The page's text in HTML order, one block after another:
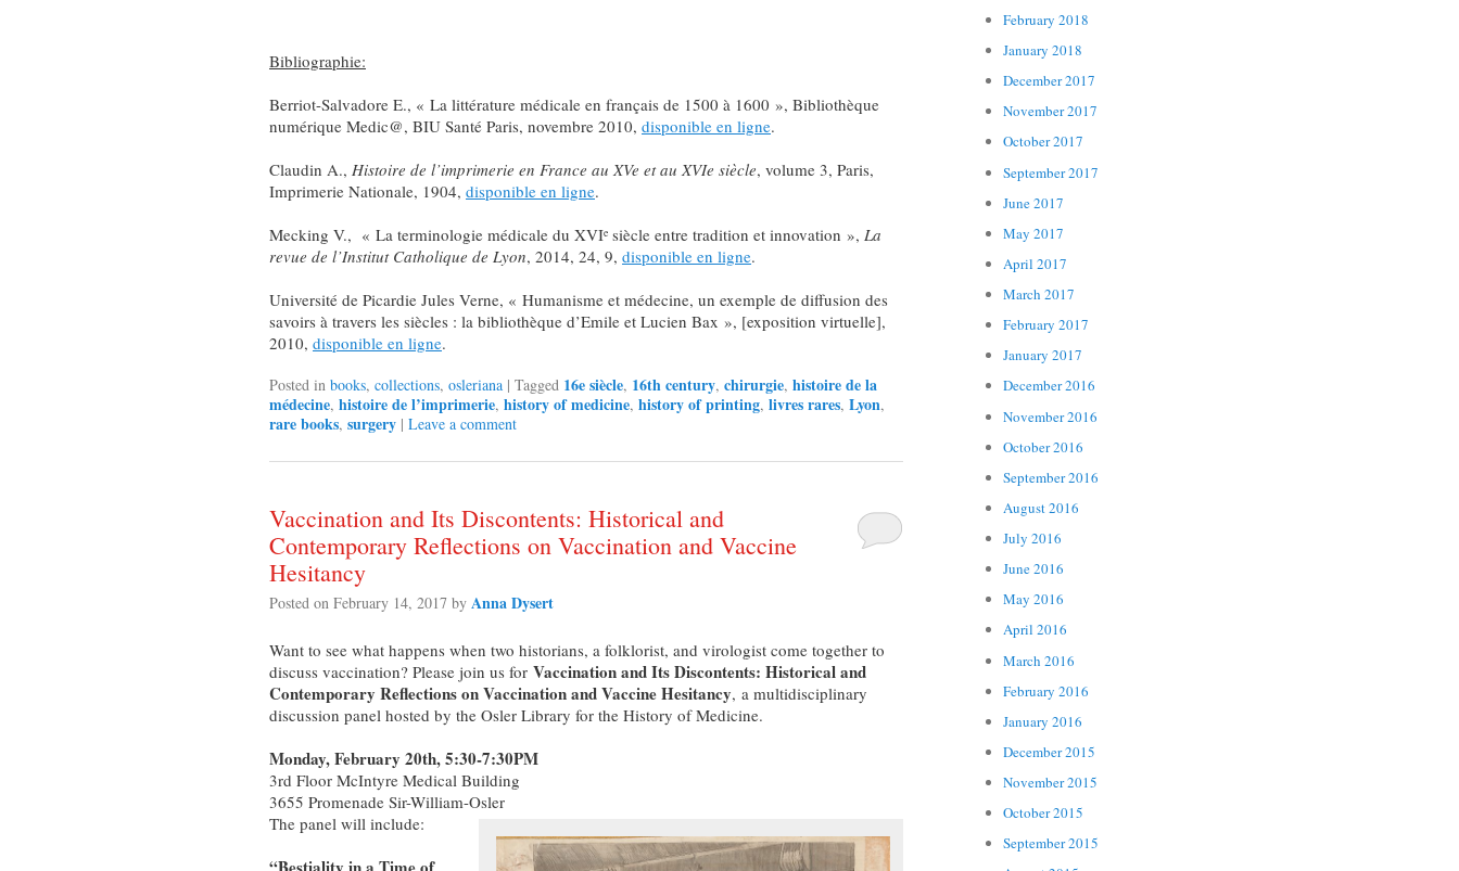
Bibliographie:
Berriot-Salvadore E., « La littérature médicale en français de 1500 à 1600 », Bibliothèque
numérique Medic@, BIU Santé Paris, novembre 2010, disponible en ligne.
Claudin A., Histoire de l’imprimerie en France au XVe et au XVIe siècle, volume 3, Paris,
Imprimerie Nationale, 1904, disponible en ligne.
Mecking V., « La terminologie médicale du XVIe siècle entre tradition et innovation », La
revue de l’Institut Catholique de Lyon, 2014, 24, 9, disponible en ligne.
Université de Picardie Jules Verne, « Humanisme et médecine, un exemple de diffusion des
savoirs à travers les siècles : la bibliothèque d’Emile et Lucien Bax », [exposition virtuelle],
2010, disponible en ligne.
Posted in books, collections, osleriana | Tagged 16e siècle, 16th century, chirurgie, histoire de la
médecine, histoire de l’imprimerie, history of medicine, history of printing, livres rares, Lyon,
rare books, surgery | Leave a comment
Vaccination and Its Discontents: Historical and
Contemporary Reflections on Vaccination and Vaccine
Hesitancy
Posted on February 14, 2017 by Anna Dysert
Want to see what happens when two historians, a folklorist, and virologist come together to
discuss vaccination? Please join us for Vaccination and Its Discontents: Historical and
Contemporary Reflections on Vaccination and Vaccine Hesitancy, a multidisciplinary
discussion panel hosted by the Osler Library for the History of Medicine.
Monday, February 20th, 5:30-7:30PM
3rd Floor McIntyre Medical Building
3655 Promenade Sir-William-Osler
The panel will include:
February 2018
January 2018
December 2017
November 2017
October 2017
September 2017
June 2017
May 2017
April 2017
March 2017
February 2017
January 2017
December 2016
November 2016
October 2016
September 2016
August 2016
July 2016
June 2016
May 2016
April 2016
March 2016
February 2016
January 2016
December 2015
November 2015
October 2015
September 2015